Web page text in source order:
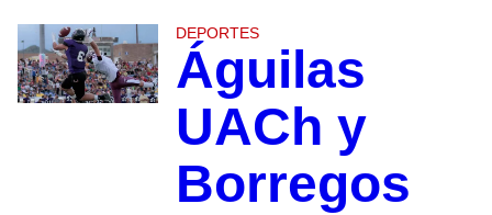
DEPORTES
Águilas
UACh y
Borregos